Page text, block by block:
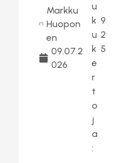
Markku
Huopon
en
09.07.2
026
u
k
u
k
e
r
t
o
j
a
:
9
2
5